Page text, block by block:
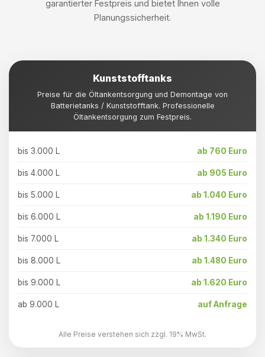
garantierter Festpreis und bietet Ihnen volle
Planungssicherheit.
Kunststofftanks
Preise für die Öltankentsorgung und Demontage von
Batterietanks / Kunststofftank. Professionelle
Öltankentsorgung zum Festpreis.
bis 3.000 L ab 760 Euro
bis 4.000 L ab 905 Euro
bis 5.000 L ab 1.040 Euro
bis 6.000 L ab 1.190 Euro
bis 7.000 L ab 1.340 Euro
bis 8.000 L ab 1.480 Euro
bis 9.000 L ab 1.620 Euro
ab 9.000 L auf Anfrage
Alle Preise verstehen sich zzgl. 19% MwSt.